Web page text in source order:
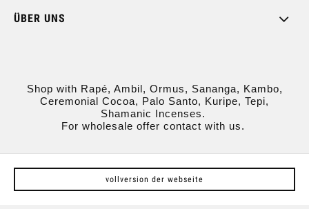
ÜBER UNS
Shop with Rapé, Ambil, Ormus, Sananga, Kambo,
Ceremonial Cocoa, Palo Santo, Kuripe, Tepi,
Shamanic Incenses.
For wholesale offer contact with us.
vollversion der webseite